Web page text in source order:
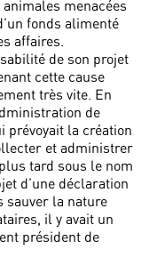
menacées
fonds alimenté
affaires.
de son projet
cette cause
très vite. En
de
prévoyait la création
et administrer
tard sous le nom
d’une déclaration
sauver la nature
il y avait un
président de